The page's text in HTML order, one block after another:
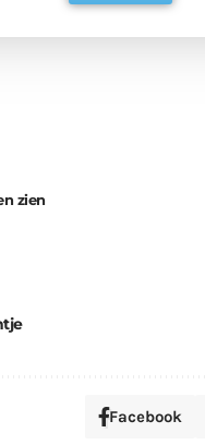
zien
Facebook